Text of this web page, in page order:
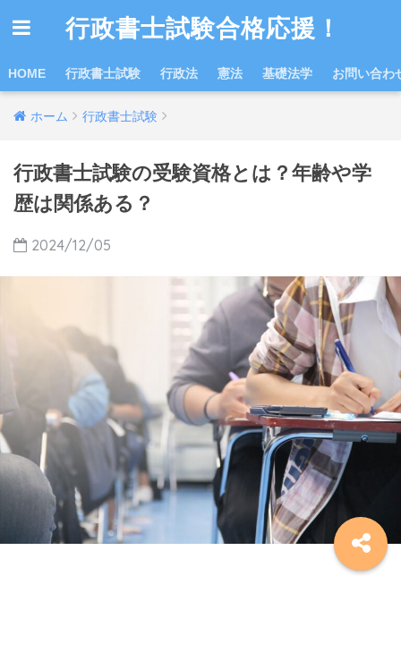
行政書士試験合格応援！
HOME 行政書士試験 行政法 憲法 基礎法学 お問い合わ
ホーム 行政書士試験
行政書士試験の受験資格とは？年齢や学
歴は関係ある？
2024/12/05